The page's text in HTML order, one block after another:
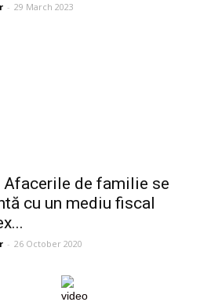
- 29 March 2023
Afacerile de familie se
cu un mediu fiscal
- 26 October 2020